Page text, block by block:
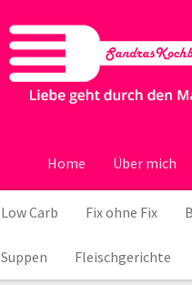
Home Über mich
Low Carb Fix ohne Fix
Suppen Fleischgerichte